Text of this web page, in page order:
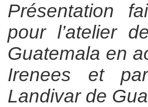
Présentation
pour l’atelier
Guatemala en
Irenees et
Landivar de